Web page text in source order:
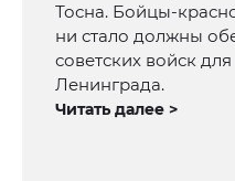
Тосна. Бойцы-
ни стало должны
советских войск
Ленинграда.
Читать далее >